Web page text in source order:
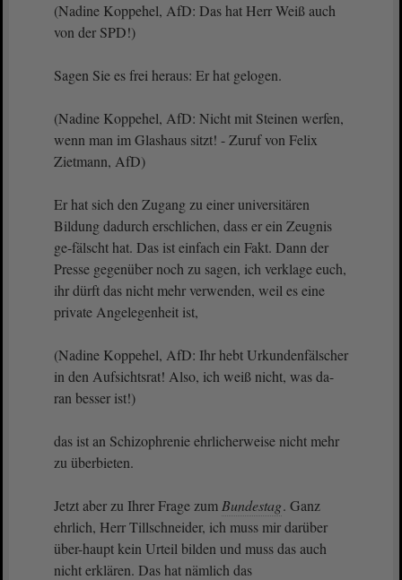
(Nadine Koppehel, AfD: Das hat Herr Weiß auch
von der SPD!)
Sagen Sie es frei heraus: Er hat gelogen.
(Nadine Koppehel, AfD: Nicht mit Steinen werfen,
wenn man im Glashaus sitzt! - Zuruf von Felix
Zietmann, AfD)
Er hat sich den Zugang zu einer universitären
Bildung dadurch erschlichen, dass er ein Zeugnis
ge-fälscht hat. Das ist einfach ein Fakt. Dann der
Presse gegenüber noch zu sagen, ich verklage euch,
ihr dürft das nicht mehr verwenden, weil es eine
private Angelegenheit ist,
(Nadine Koppehel, AfD: Ihr hebt Urkundenfälscher
in den Aufsichtsrat! Also, ich weiß nicht, was da-
ran besser ist!)
das ist an Schizophrenie ehrlicherweise nicht mehr
zu überbieten.
Jetzt aber zu Ihrer Frage zum Bundestag. Ganz
ehrlich, Herr Tillschneider, ich muss mir darüber
über-haupt kein Urteil bilden und muss das auch
nicht erklären. Das hat nämlich das